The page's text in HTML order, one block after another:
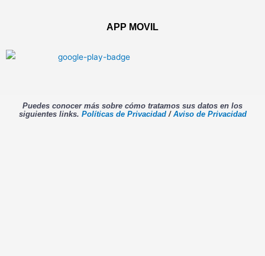
APP MOVIL
Puedes conocer más sobre cómo tratamos sus datos en los
siguientes links. Políticas de Privacidad/ Aviso de Privacidad